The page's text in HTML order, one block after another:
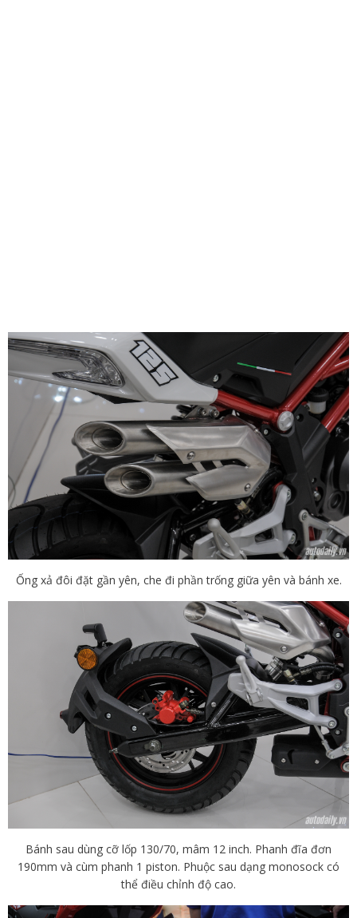
Ống xả đôi đặt gần yên, che đi phần trống giữa yên và bánh xe.
Bánh sau dùng cỡ lốp 130/70, mâm 12 inch. Phanh đĩa đơn
190mm và cùm phanh 1 piston. Phuộc sau dạng monosock có
thể điều chỉnh độ cao.